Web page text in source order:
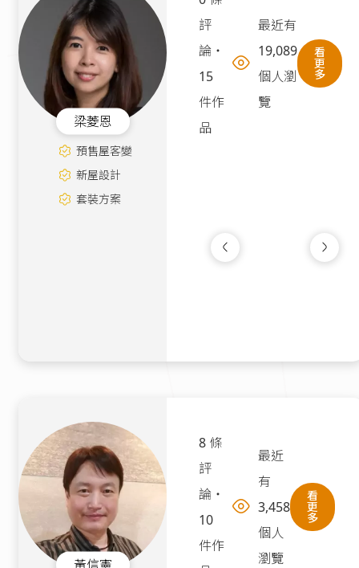
梁菱恩
預售屋客變
新屋設計
套裝方案
評
論 ・
15
件作
品
最近有
19,089
個人瀏
覽
看
更
多
8 條
評
論 ・
10
件作
最近
有
3,458
個人
瀏覽
看
更
多